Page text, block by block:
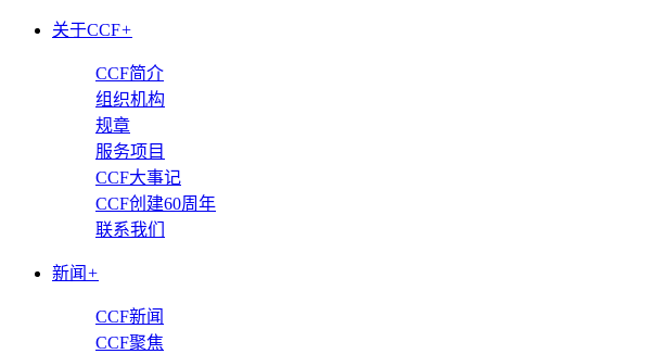
关于CCF+
CCF简介
组织机构
规章
服务项目
CCF大事记
CCF创建60周年
联系我们
新闻 +
CCF新闻
CCF聚焦